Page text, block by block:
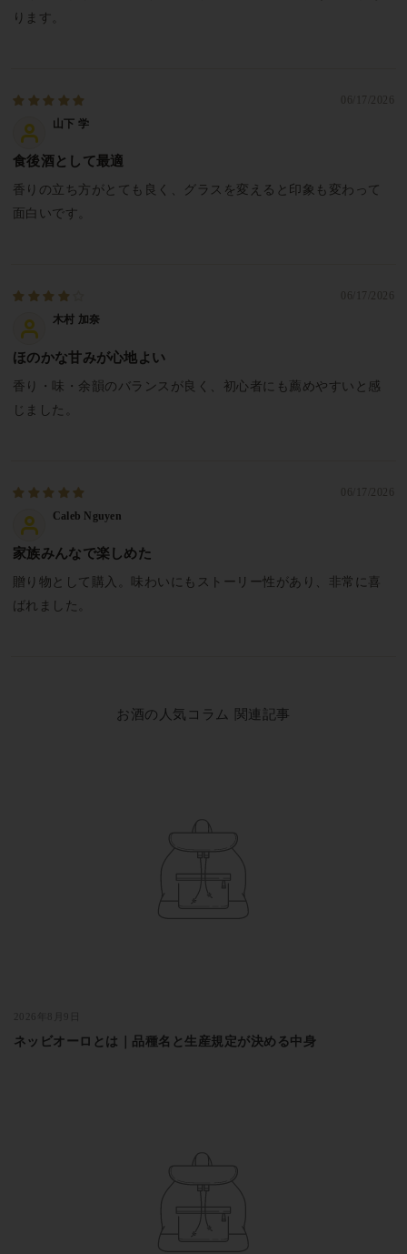
ります。
06/17/2026
山下 学
食後酒として最適
香りの立ち方がとても良く、グラスを変えると印象も変わって
面白いです。
06/17/2026
木村 加奈
ほのかな甘みが心地よい
香り・味・余韻のバランスが良く、初心者にも薦めやすいと感
じました。
06/17/2026
Caleb Nguyen
家族みんなで楽しめた
贈り物として購入。味わいにもストーリー性があり、非常に喜
ばれました。
お酒の人気コラム 関連記事
ネッビオーロとは｜品種名と生産規定が決める中身